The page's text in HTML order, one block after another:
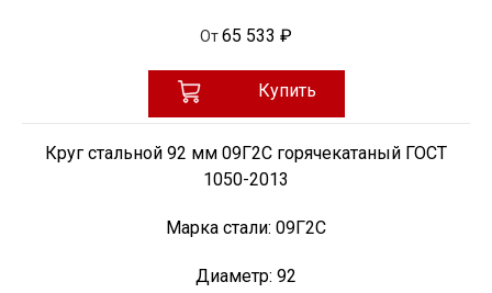
От65 533 ₽
Купить
Круг стальной 92 мм 09Г2С горячекатаный ГОСТ
1050-2013
Марка стали: 09Г2С
Диаметр: 92